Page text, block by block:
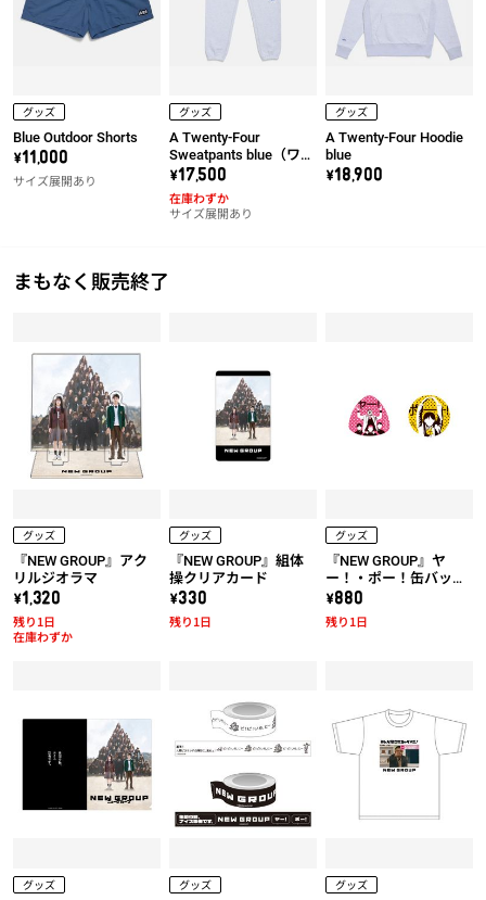
グッズ
Blue Outdoor Shorts
\11,000
サイズ展開あり
グッズ
A Twenty-Four
Sweatpants blue（ワッ
ペン右）
\17,500
サイズ展開あり
在庫わずか
グッズ
A Twenty-Four Hoodie
blue
\18,900
まもなく販売終了
グッズ
『NEW GROUP』アク
リルジオラマ
\1,320
在庫わずか
残り1日
グッズ
『NEW GROUP』組体
操クリアカード
\330
残り1日
グッズ
『NEW GROUP』ヤ
ー！・ポー！缶バッジ
セット
\880
残り1日
グッズ
グッズ
グッズ